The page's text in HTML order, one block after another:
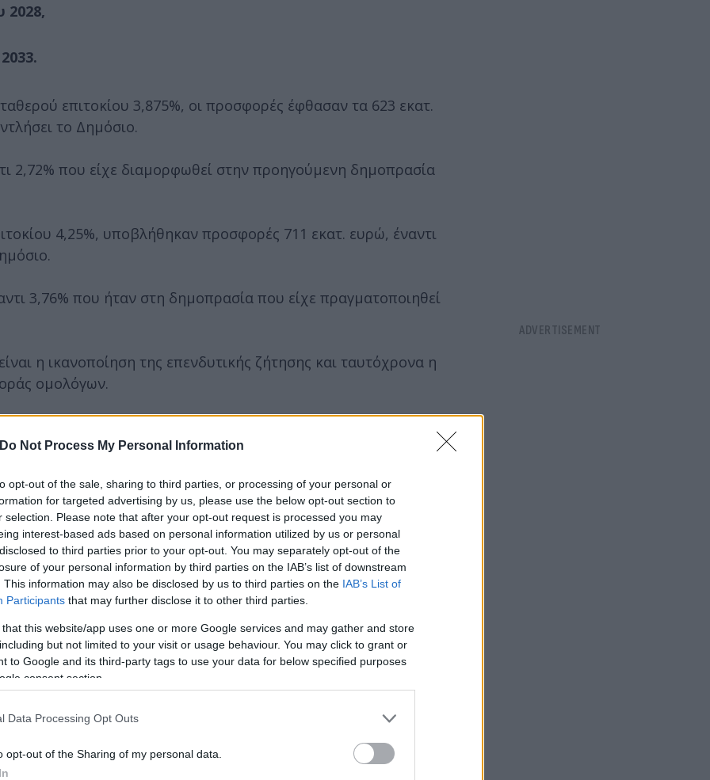
Do Not Process My Personal Information
opt-out of the sale, sharing to third parties, or processing of your personal or
for targeted advertising by us, please use the below opt-out section to
selection. Please note that after your opt-out request is processed you may
interest-based ads based on personal information utilized by us or personal
to third parties prior to your opt-out. You may separately opt-out of the
of your personal information by third parties on the IAB’s list of downstream
This information may also be disclosed by us to third parties on the IAB’s List of
Participants that may further disclose it to other third parties.
that this website/app uses one or more Google services and may gather and store
but not limited to your visit or usage behaviour. You may click to grant or
to Google and its third-party tags to use your data for below specified purposes
consent section.
Data Processing Opt Outs
opt-out of the Sharing of my personal data.
2028,
επιτοκίου 3,875%, οι προσφορές έφθασαν τα 623 εκατ.
το Δημόσιο.
2,72% που είχε διαμορφωθεί στην προηγούμενη δημοπρασία
4,25%, υποβλήθηκαν προσφορές 711 εκατ. ευρώ, έναντι
3,76% που ήταν στη δημοπρασία που είχε πραγματοποιηθεί
η ικανοποίηση της επενδυτικής ζήτησης και ταυτόχρονα η
ομολόγων.
Flash.grστην αναζήτηση τηςGoogle